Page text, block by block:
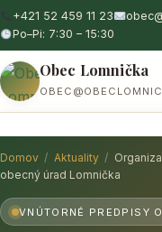
+421 52 459 11 23
Po–Pi: 7:30 – 15:30
Obec Lomnička
Domov / Aktuality /
obecný úrad Lomnička
VNÚTORNÉ PREDPISY